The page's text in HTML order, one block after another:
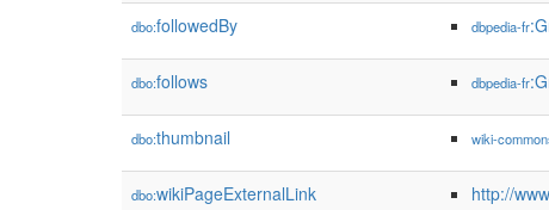
dbo:followedBy dbpedia-fr
dbo:follows dbpedia-fr
dbo:thumbnail wiki-
dbo:wikiPageExternalLink
http://